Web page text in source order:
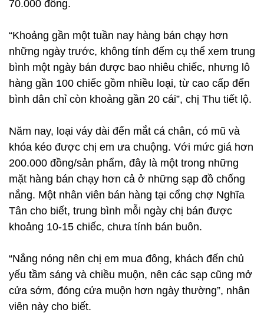
70.000 đồng.
“Khoảng gần một tuần nay hàng bán chạy hơn
những ngày trước, không tính đếm cụ thể xem trung
bình một ngày bán được bao nhiêu chiếc, nhưng lô
hàng gần 100 chiếc gồm nhiều loại, từ cao cấp đến
bình dân chỉ còn khoảng gần 20 cái”, chị Thu tiết lộ.
Năm nay, loại váy dài đến mắt cá chân, có mũ và
khóa kéo được chị em ưa chuộng. Với mức giá hơn
200.000 đồng/sản phẩm, đây là một trong những
mặt hàng bán chạy hơn cả ở những sạp đồ chống
nắng. Một nhân viên bán hàng tại cổng chợ Nghĩa
Tân cho biết, trung bình mỗi ngày chị bán được
khoảng 10-15 chiếc, chưa tính bán buôn.
“Nắng nóng nên chị em mua đông, khách đến chủ
yếu tầm sáng và chiều muộn, nên các sạp cũng mở
cửa sớm, đóng cửa muộn hơn ngày thường”, nhân
viên này cho biết.